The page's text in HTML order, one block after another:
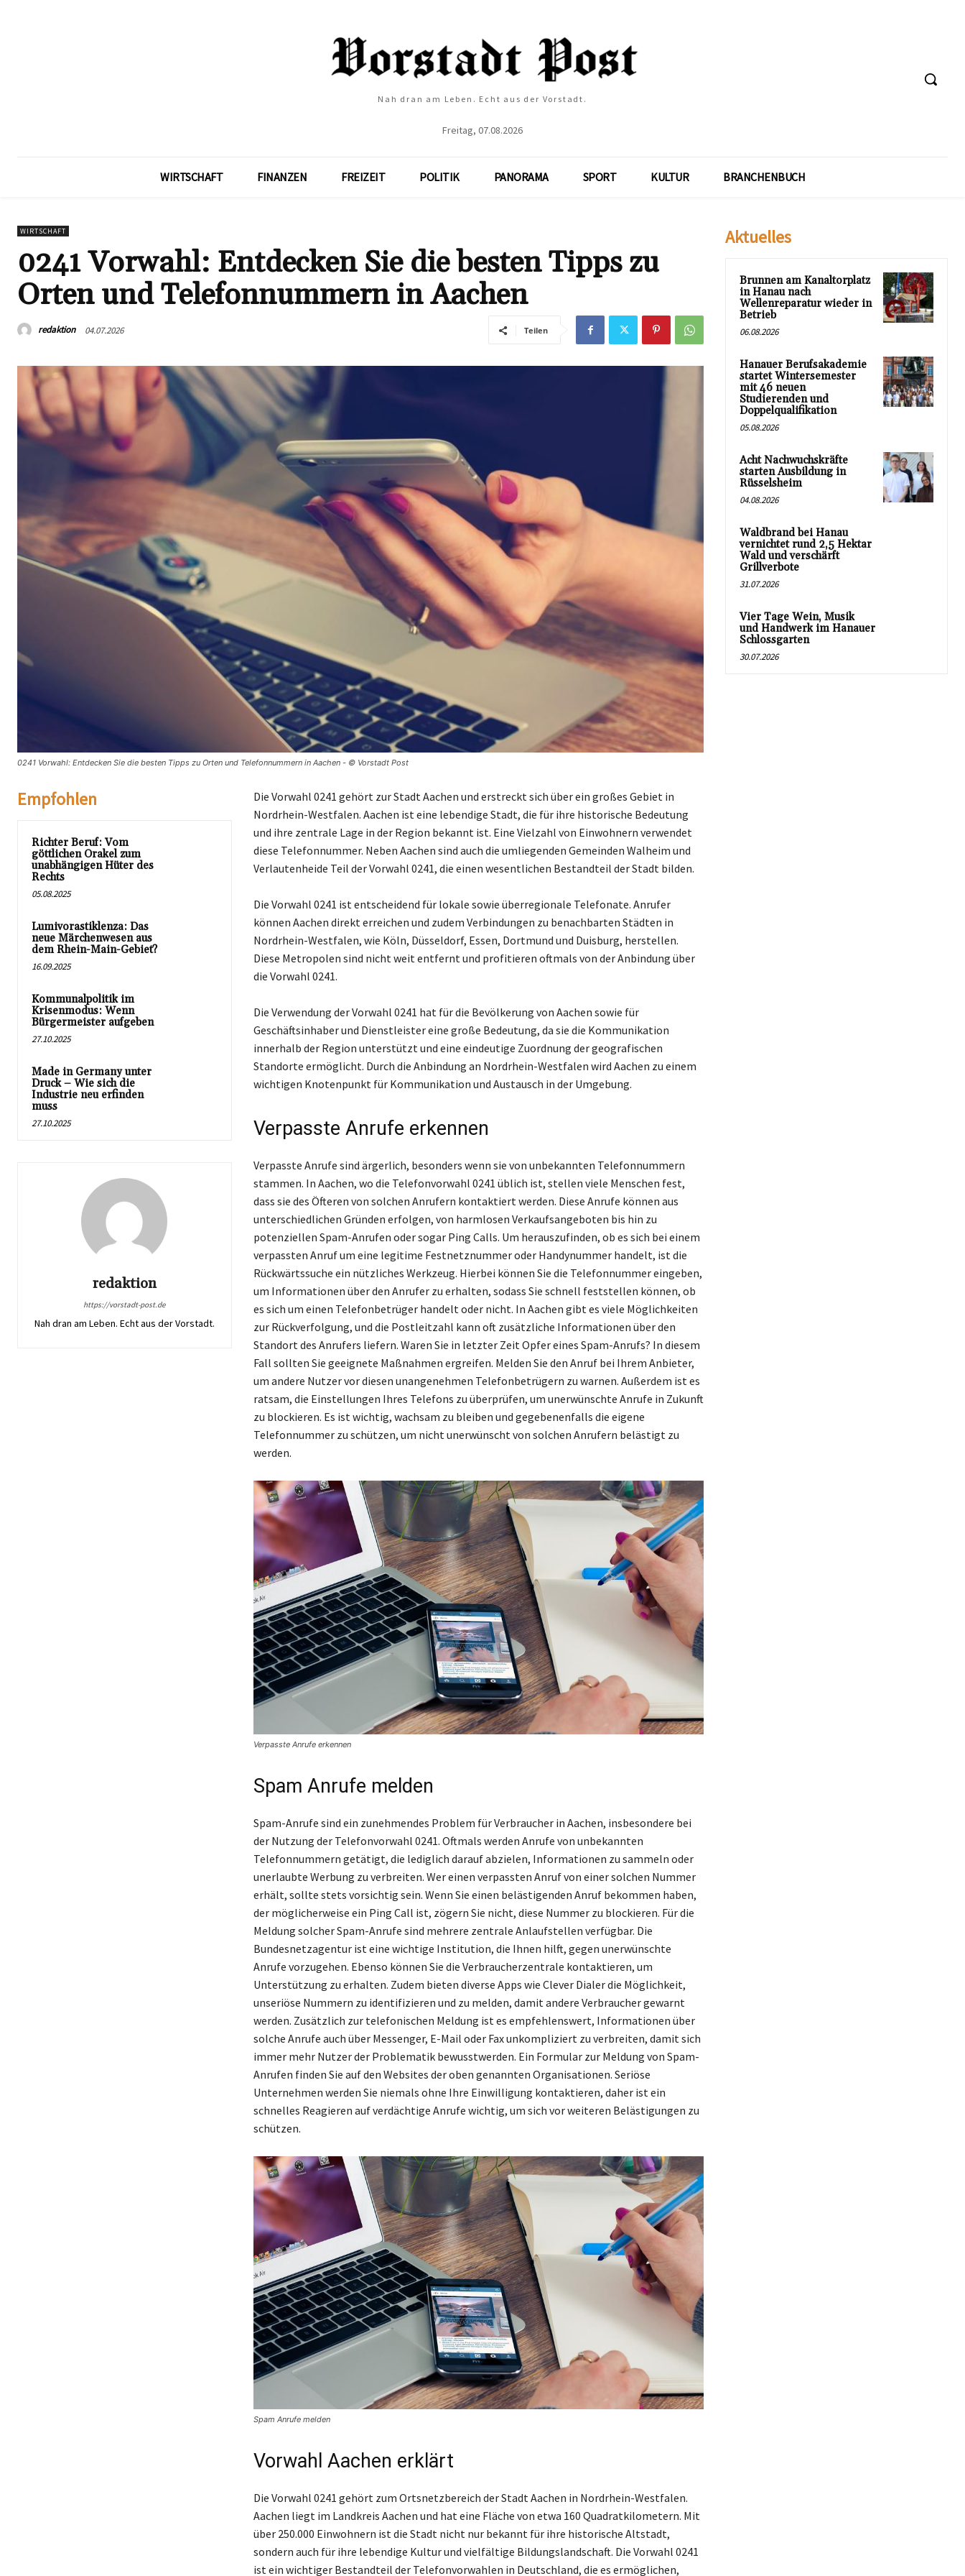
Nah dran am Leben. Echt aus der Vorstadt.
Freitag, 07.08.2026
WIRTSCHAFT FINANZEN FREIZEIT POLITIK PANORAMA SPORT KULTUR BRANCHENBUCH
WIRTSCHAFT
0241 Vorwahl: Entdecken Sie die besten Tipps zu
Orten und Telefonnummern in Aachen
redaktion 04.07.2026 Teilen
0241 Vorwahl: Entdecken Sie die besten Tipps zu Orten und Telefonnummern in Aachen - © Vorstadt Post
Empfohlen
Richter Beruf: Vom
göttlichen Orakel zum
unabhängigen Hüter des
Rechts
05.08.2025
Lumivorastiklenza: Das
neue Märchenwesen aus
dem Rhein-Main-Gebiet?
16.09.2025
Kommunalpolitik im
Krisenmodus: Wenn
Bürgermeister aufgeben
27.10.2025
Made in Germany unter
Druck – Wie sich die
Industrie neu erfinden
muss
27.10.2025
redaktion
https://vorstadt-post.de
Nah dran am Leben. Echt aus der Vorstadt.
Die Vorwahl 0241 gehört zur Stadt Aachen und erstreckt sich über ein großes Gebiet in
Nordrhein-Westfalen. Aachen ist eine lebendige Stadt, die für ihre historische Bedeutung
und ihre zentrale Lage in der Region bekannt ist. Eine Vielzahl von Einwohnern verwendet
diese Telefonnummer. Neben Aachen sind auch die umliegenden Gemeinden Walheim und
Verlautenheide Teil der Vorwahl 0241, die einen wesentlichen Bestandteil der Stadt bilden.
Die Vorwahl 0241 ist entscheidend für lokale sowie überregionale Telefonate. Anrufer
können Aachen direkt erreichen und zudem Verbindungen zu benachbarten Städten in
Nordrhein-Westfalen, wie Köln, Düsseldorf, Essen, Dortmund und Duisburg, herstellen.
Diese Metropolen sind nicht weit entfernt und profitieren oftmals von der Anbindung über
die Vorwahl 0241.
Die Verwendung der Vorwahl 0241 hat für die Bevölkerung von Aachen sowie für
Geschäftsinhaber und Dienstleister eine große Bedeutung, da sie die Kommunikation
innerhalb der Region unterstützt und eine eindeutige Zuordnung der geografischen
Standorte ermöglicht. Durch die Anbindung an Nordrhein-Westfalen wird Aachen zu einem
wichtigen Knotenpunkt für Kommunikation und Austausch in der Umgebung.
Verpasste Anrufe erkennen
Verpasste Anrufe sind ärgerlich, besonders wenn sie von unbekannten Telefonnummern
stammen. In Aachen, wo die Telefonvorwahl 0241 üblich ist, stellen viele Menschen fest,
dass sie des Öfteren von solchen Anrufern kontaktiert werden. Diese Anrufe können aus
unterschiedlichen Gründen erfolgen, von harmlosen Verkaufsangeboten bis hin zu
potenziellen Spam-Anrufen oder sogar Ping Calls. Um herauszufinden, ob es sich bei einem
verpassten Anruf um eine legitime Festnetznummer oder Handynummer handelt, ist die
Rückwärtssuche ein nützliches Werkzeug. Hierbei können Sie die Telefonnummer eingeben,
um Informationen über den Anrufer zu erhalten, sodass Sie schnell feststellen können, ob
es sich um einen Telefonbetrüger handelt oder nicht. In Aachen gibt es viele Möglichkeiten
zur Rückverfolgung, und die Postleitzahl kann oft zusätzliche Informationen über den
Standort des Anrufers liefern. Waren Sie in letzter Zeit Opfer eines Spam-Anrufs? In diesem
Fall sollten Sie geeignete Maßnahmen ergreifen. Melden Sie den Anruf bei Ihrem Anbieter,
um andere Nutzer vor diesen unangenehmen Telefonbetrügern zu warnen. Außerdem ist es
ratsam, die Einstellungen Ihres Telefons zu überprüfen, um unerwünschte Anrufe in Zukunft
zu blockieren. Es ist wichtig, wachsam zu bleiben und gegebenenfalls die eigene
Telefonnummer zu schützen, um nicht unerwünscht von solchen Anrufern belästigt zu
werden.
Verpasste Anrufe erkennen
Spam Anrufe melden
Spam-Anrufe sind ein zunehmendes Problem für Verbraucher in Aachen, insbesondere bei
der Nutzung der Telefonvorwahl 0241. Oftmals werden Anrufe von unbekannten
Telefonnummern getätigt, die lediglich darauf abzielen, Informationen zu sammeln oder
unerlaubte Werbung zu verbreiten. Wer einen verpassten Anruf von einer solchen Nummer
erhält, sollte stets vorsichtig sein. Wenn Sie einen belästigenden Anruf bekommen haben,
der möglicherweise ein Ping Call ist, zögern Sie nicht, diese Nummer zu blockieren. Für die
Meldung solcher Spam-Anrufe sind mehrere zentrale Anlaufstellen verfügbar. Die
Bundesnetzagentur ist eine wichtige Institution, die Ihnen hilft, gegen unerwünschte
Anrufe vorzugehen. Ebenso können Sie die Verbraucherzentrale kontaktieren, um
Unterstützung zu erhalten. Zudem bieten diverse Apps wie Clever Dialer die Möglichkeit,
unseriöse Nummern zu identifizieren und zu melden, damit andere Verbraucher gewarnt
werden. Zusätzlich zur telefonischen Meldung ist es empfehlenswert, Informationen über
solche Anrufe auch über Messenger, E-Mail oder Fax unkompliziert zu verbreiten, damit sich
immer mehr Nutzer der Problematik bewusstwerden. Ein Formular zur Meldung von Spam-
Anrufen finden Sie auf den Websites der oben genannten Organisationen. Seriöse
Unternehmen werden Sie niemals ohne Ihre Einwilligung kontaktieren, daher ist ein
schnelles Reagieren auf verdächtige Anrufe wichtig, um sich vor weiteren Belästigungen zu
schützen.
Spam Anrufe melden
Vorwahl Aachen erklärt
Die Vorwahl 0241 gehört zum Ortsnetzbereich der Stadt Aachen in Nordrhein-Westfalen.
Aachen liegt im Landkreis Aachen und hat eine Fläche von etwa 160 Quadratkilometern. Mit
über 250.000 Einwohnern ist die Stadt nicht nur bekannt für ihre historische Altstadt,
sondern auch für ihre lebendige Kultur und vielfältige Bildungslandschaft. Die Vorwahl 0241
ist ein wichtiger Bestandteil der Telefonvorwahlen in Deutschland, die es ermöglichen,
Aktuelles
Brunnen am Kanaltorplatz
in Hanau nach
Wellenreparatur wieder in
Betrieb
06.08.2026
Hanauer Berufsakademie
startet Wintersemester
mit 46 neuen
Studierenden und
Doppelqualifikation
05.08.2026
Acht Nachwuchskräfte
starten Ausbildung in
Rüsselsheim
04.08.2026
Waldbrand bei Hanau
vernichtet rund 2,5 Hektar
Wald und verschärft
Grillverbote
31.07.2026
Vier Tage Wein, Musik
und Handwerk im Hanauer
Schlossgarten
30.07.2026